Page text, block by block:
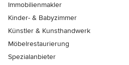
Immobilienmakler
Kinder- & Babyzimmer
Künstler & Kunsthandwerk
Möbelrestaurierung
Spezialanbieter